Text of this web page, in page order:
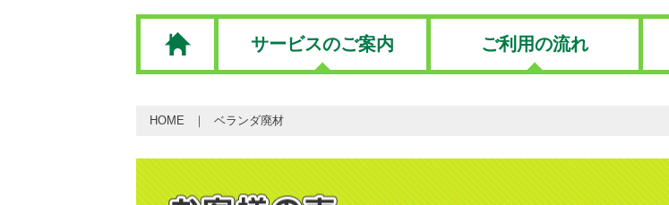
サービスのご案内 ご利用の流れ
HOME ベランダ廃材